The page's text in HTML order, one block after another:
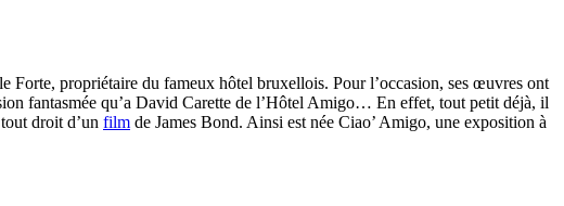
Forte, propriétaire du fameux hôtel bruxellois. Pour l’occasion, ses œuvres ont
fantasmée qu’a David Carette de l’Hôtel Amigo… En effet, tout petit déjà, il
droit d’un film de James Bond. Ainsi est née Ciao’ Amigo, une exposition à